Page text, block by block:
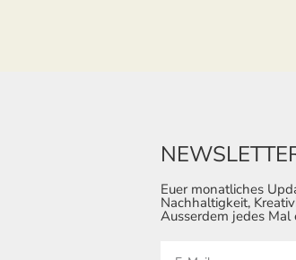
Euer monatliches
Nachhaltigkeit,
Ausserdem jedes Mal